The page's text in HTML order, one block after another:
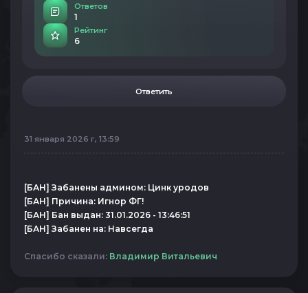
Ответов
1
Рейтинг
6
Ответить
31 января 2026 г, 13:59
[БАН] Забанены админом: Цинк уродов
[БАН] Причина: Игнор ФГ!
[БАН] Бан выдан: 31.01.2026 - 13:46:51
[БАН] Забанен на: Навсегда
Спасибо сказали: Владимир Витальевич